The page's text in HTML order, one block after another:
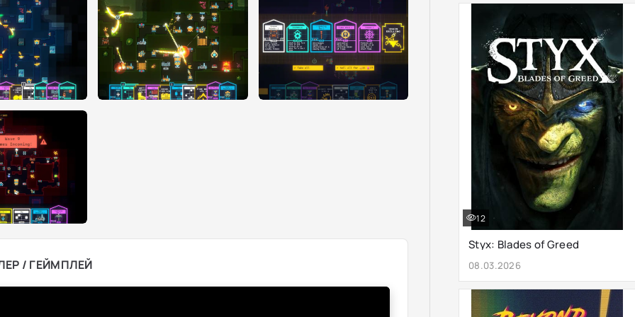
/ ГЕЙМПЛЕЙ
Styx: Blades of Greed
08.03.2026
12